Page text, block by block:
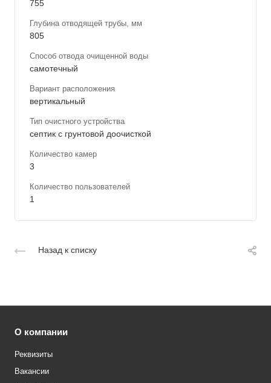
755
Глубина отводящей трубы, мм
805
Способ отвода очищенной воды
самотечный
Вариант расположения
вертикальный
Тип очистного устройства
септик с грунтовой доочисткой
Количество камер
3
Количество пользователей
1
Назад к списку
О компании
Реквизиты
Вакансии